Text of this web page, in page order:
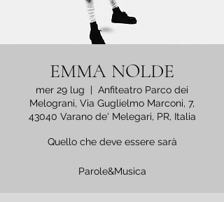
EMMA NOLDE
mer 29 lug
  |
Anfiteatro Parco dei
Melograni, Via Guglielmo Marconi, 7,
43040 Varano de' Melegari, PR, Italia
Quello che deve essere sarà
Parole&Musica